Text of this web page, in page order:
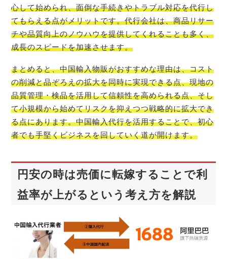
心して始められ、面倒な手続きやトラブル対応を代行し
てもらえる点がメリットです。代行会社は、商品リサー
チや品質向上のノウハウを提供してくれることも多く、
成長のスピードを加速させます。
まとめると、中国輸入物販がおすすめな理由は、コスト
の削減と品ぞろえの拡大を同時に実現できる点、現地の
品質管理・検品を活用して信頼性を高められる点、そし
て小規模から始めてリスクを抑えつつ戦略的に拡大でき
る点にあります。中国輸入代行を活用することで、初心
者でも手堅くビジネスを回していく道が開けます。
円安の時は売価に転嫁することで利
益率が上がるという考え方を解説